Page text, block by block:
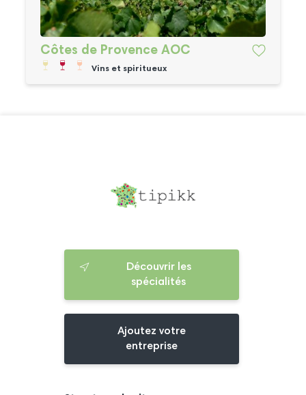
Côtes de Provence AOC
Vins et spiritueux
Découvrir les
spécialités
Ajoutez votre
entreprise